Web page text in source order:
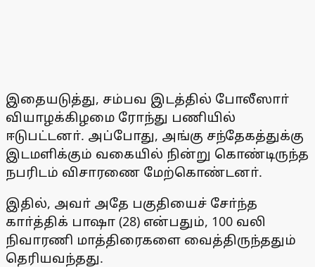
இதையடுத்து, சம்பவ இடத்தில் போலீஸாா்
வியாழக்கிழமை ரோந்து பணியில்
ஈடுபட்டனா். அப்போது, அங்கு சந்தேகத்துக்கு
இடமளிக்கும் வகையில் நின்று கொண்டிருந்த
நபரிடம் விசாரணை மேற்கொண்டனா்.
இதில், அவா் அதே பகுதியைச் சோ்ந்த
காா்த்திக் பாஷா (28) என்பதும், 100 வலி
நிவாரணி மாத்திரைகளை வைத்திருந்ததும்
தெரியவந்தது.